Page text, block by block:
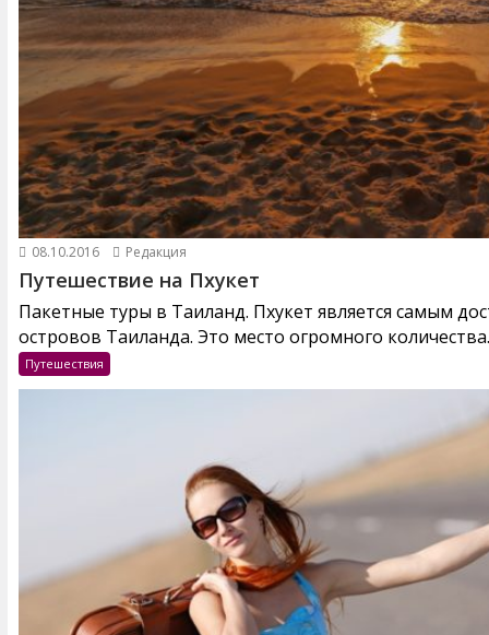
08.10.2016 Редакция
Путешествие на Пхукет
Пакетные туры в Таиланд. Пхукет является самым
островов Таиланда. Это место огромного
Путешествия